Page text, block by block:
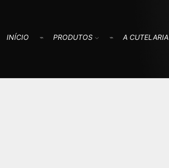
INÍCIO PRODUTOS A CUTELARIA